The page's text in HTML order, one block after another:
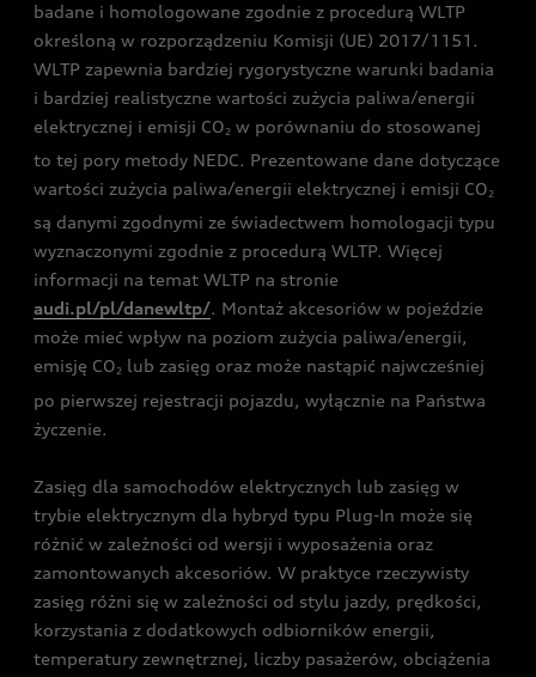
badane i homologowane zgodnie z procedurą WLTP
określoną w rozporządzeniu Komisji (UE) 2017/1151.
WLTP zapewnia bardziej rygorystyczne warunki badania
i bardziej realistyczne wartości zużycia paliwa/energii
elektrycznej i emisji CO2 w porównaniu do stosowanej
to tej pory metody NEDC. Prezentowane dane dotyczące
wartości zużycia paliwa/energii elektrycznej i emisji CO2
są danymi zgodnymi ze świadectwem homologacji typu
wyznaczonymi zgodnie z procedurą WLTP. Więcej
informacji na temat WLTP na stronie
audi.pl/pl/danewltp/. Montaż akcesoriów w pojeździe
może mieć wpływ na poziom zużycia paliwa/energii,
emisję CO2 lub zasięg oraz może nastąpić najwcześniej
po pierwszej rejestracji pojazdu, wyłącznie na Państwa
życzenie.
Zasięg dla samochodów elektrycznych lub zasięg w
trybie elektrycznym dla hybryd typu Plug-In może się
różnić w zależności od wersji i wyposażenia oraz
zamontowanych akcesoriów. W praktyce rzeczywisty
zasięg różni się w zależności od stylu jazdy, prędkości,
korzystania z dodatkowych odbiorników energii,
temperatury zewnętrznej, liczby pasażerów, obciążenia